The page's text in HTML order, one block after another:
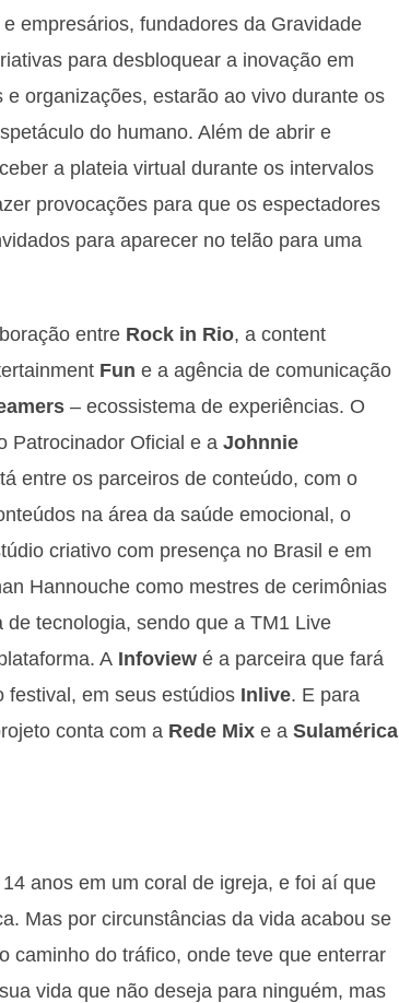
empresários, fundadores da Gravidade
para desbloquear a inovação em
organizações, estarão ao vivo durante os
do humano. Além de abrir e
a plateia virtual durante os intervalos
provocações para que os espectadores
para aparecer no telão para uma
entre Rock in Rio, a content
Fun e a agência de comunicação
– ecossistema de experiências. O
Patrocinador Oficial e a Johnnie
entre os parceiros de conteúdo, com o
na área da saúde emocional, o
criativo com presença no Brasil e em
Hannouche como mestres de cerimônias
de tecnologia, sendo que a TM1 Live
A Infoview é a parceira que fará
festival, em seus estúdios Inlive. E para
conta com a Rede Mix e a Sulamérica
anos em um coral de igreja, e foi aí que
Mas por circunstâncias da vida acabou se
caminho do tráfico, onde teve que enterrar
vida que não deseja para ninguém, mas